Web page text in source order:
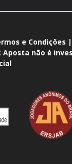
e Condições
Aposta não é